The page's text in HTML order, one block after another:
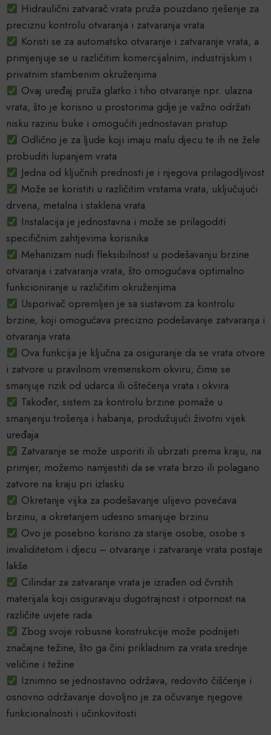
Hidraulični zatvarač vrata pruža pouzdano rješenje za
preciznu kontrolu otvaranja i zatvaranja vrata
Koristi se za automatsko otvaranje i zatvaranje vrata, a
primjenjuje se u različitim komercijalnim, industrijskim i
privatnim stambenim okruženjima
Ovaj uređaj pruža glatko i tiho otvaranje npr. ulazna
vrata, što je korisno u prostorima gdje je važno održati
nisku razinu buke i omogućiti jednostavan pristup
Odlično je za ljude koji imaju malu djecu te ih ne žele
probuditi lupanjem vrata
Jedna od ključnih prednosti je i njegova prilagodljivost
Može se koristiti u različitim vrstama vrata, uključujući
drvena, metalna i staklena vrata
Instalacija je jednostavna i može se prilagoditi
specifičnim zahtjevima korisnika
Mehanizam nudi fleksibilnost u podešavanju brzine
otvaranja i zatvaranja vrata, što omogućava optimalno
funkcioniranje u različitim okruženjima
Usporivač opremljen je sa sustavom za kontrolu
brzine, koji omogućava precizno podešavanje zatvaranja i
otvaranja vrata
Ova funkcija je ključna za osiguranje da se vrata otvore
i zatvore u pravilnom vremenskom okviru, čime se
smanjuje rizik od udarca ili oštećenja vrata i okvira
Također, sistem za kontrolu brzine pomaže u
smanjenju trošenja i habanja, produžujući životni vijek
uređaja
Zatvaranje se može usporiti ili ubrzati prema kraju, na
primjer, možemo namjestiti da se vrata brzo ili polagano
zatvore na kraju pri izlasku
Okretanje vijka za podešavanje ulijevo povećava
brzinu, a okretanjem udesno smanjuje brzinu
Ovo je posebno korisno za starije osobe, osobe s
invaliditetom i djecu – otvaranje i zatvaranje vrata postaje
lakše
Cilindar za zatvaranje vrata je izrađen od čvrstih
materijala koji osiguravaju dugotrajnost i otpornost na
različite uvjete rada
Zbog svoje robusne konstrukcije može podnijeti
značajne težine, što ga čini prikladnim za vrata srednje
veličine i težine
Iznimno se jednostavno održava, redovito čišćenje i
osnovno održavanje dovoljno je za očuvanje njegove
funkcionalnosti i učinkovitosti